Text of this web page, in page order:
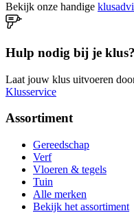
Bekijk onze handige
Hulp nodig bij je klus?
Laat jouw klus uitvoeren
Klusservice
Assortiment
Gereedschap
Verf
Vloeren & tegels
Tuin
Alle merken
Bekijk het assortiment